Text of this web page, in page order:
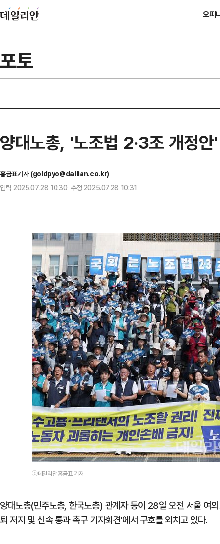
오피
포토
양대노총, '노조법 2·3조 개정
홍금표기자 (goldpyo@dailian.co.kr)
입력 2025.07.28 10:30 수정 2025.07.28 10:31
ⓒ데일리안 홍금표 기자
양대노총(민주노총, 한국노총) 관계자 등이 28일 오전 서울 여
퇴 저지 및 신속 통과 촉구 기자회견'에서 구호를 외치고 있다.